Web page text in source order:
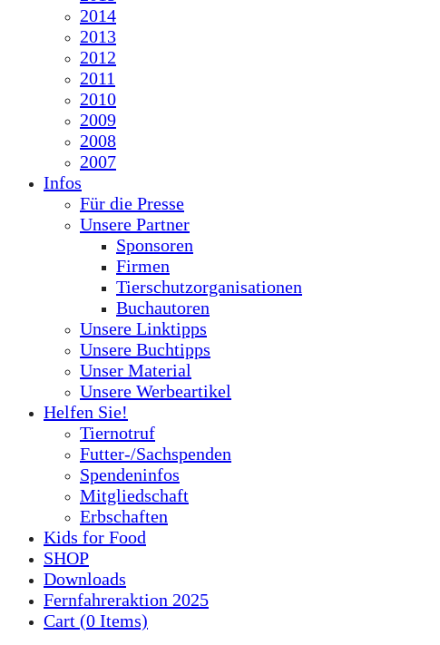
2014
2013
2012
2011
2010
2009
2008
2007
Infos
Für die Presse
Unsere Partner
Sponsoren
Firmen
Tierschutzorganisationen
Buchautoren
Unsere Linktipps
Unsere Buchtipps
Unser Material
Unsere Werbeartikel
Helfen Sie!
Tiernotruf
Futter-/Sachspenden
Spendeninfos
Mitgliedschaft
Erbschaften
Kids for Food
SHOP
Downloads
Fernfahreraktion 2025
Cart (0 Items)